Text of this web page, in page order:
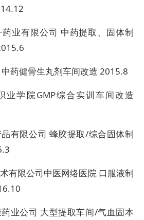
业有限公司 中药提取、固体制
药健骨生丸剂车间改造 2015.8
业学院GMP综合实训车间改造
有限公司 蜂胶提取/综合固体制
有限公司中医网络医院 口服液制
业公司 大型提取车间/气血固本